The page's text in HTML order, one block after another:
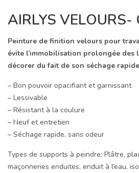
AIRLYS VELOURS-
Peinture de finition velours pour
évite l’immobilisation prolongée des
décorer du fait de son séchage
– Bon pouvoir opacifiant et garnissant
– Lessivable
– Résistant à la coulure
– Neuf et entretien
– Séchage rapide, sans odeur
Types de supports à peindre: Plâtre,
maçonneries enduites, enduit à l’eau,